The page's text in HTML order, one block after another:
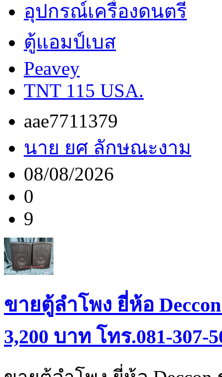
อุปกรณ์เครื่องดนตรี
ตู้แอมป์เบส
Peavey
TNT 115 USA.
aae7711379
นาย ยศ ลักษณะงาม
08/08/2026
0
9
ขายตู้ลำโพง ยี่ห้อ
3,200 บาท โทร.081-307-